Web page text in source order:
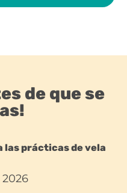
de que se
las prácticas de vela
2026